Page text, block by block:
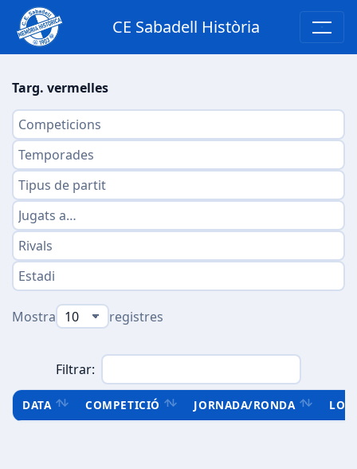
CE Sabadell Història
Targ. vermelles
Mostra registres
Filtrar:
DATA COMPETICIÓ JORNADA/RONDA